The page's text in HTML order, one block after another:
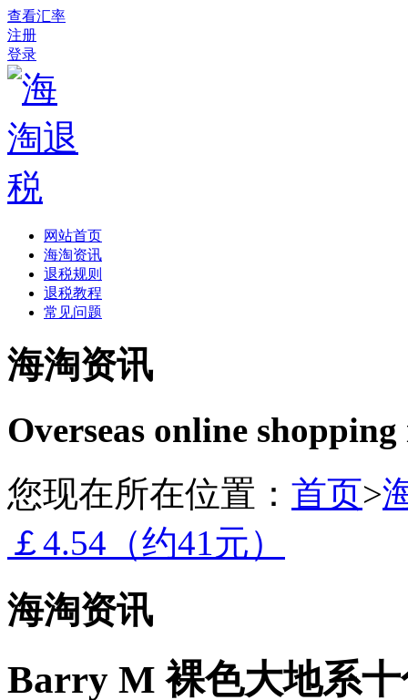
查看汇率
注册
登录
网站首页
海淘资讯
退税规则
退税教程
常见问题
海淘资讯
Overseas online
您现在所在位置： 首页>
￡4.54（约41元）
海淘资讯
Barry M 裸色大地系十